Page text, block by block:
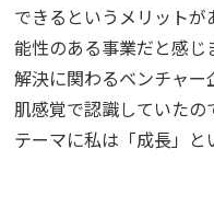
できるというメリットが
能性のある事業だと感
解決に関わるベンチャ
肌感覚で認識していたの
テーマに私は「成長」と